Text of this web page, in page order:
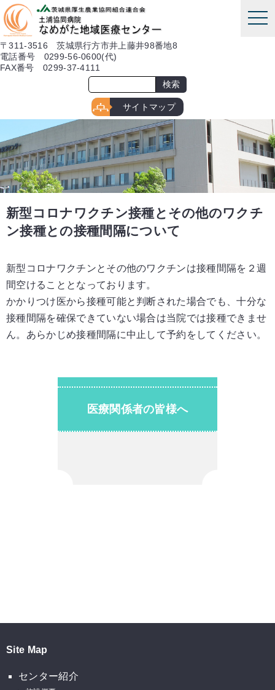
本文へ
〒311-3516 茨城県行方市井上藤井98番地8
電話番号 0299-56-0600(代)
FAX番号 0299-37-4111
サイトマップ
新型コロナワクチン接種とその他のワクチ
ン接種との接種間隔について
新型コロナワクチンとその他のワクチンは接種間隔を２週
間空けることとなっております。
かかりつけ医から接種可能と判断された場合でも、十分な
接種間隔を確保できていない場合は当院では接種できませ
ん。あらかじめ接種間隔に中止して予約をしてください。
医療関係者の皆様へ
Site Map
センター紹介